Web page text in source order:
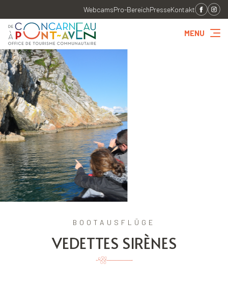
WebcamsPro-BereichPresseKontakt
MENU
BOOTAUSFLÜGE
VEDETTES SIRÈNES